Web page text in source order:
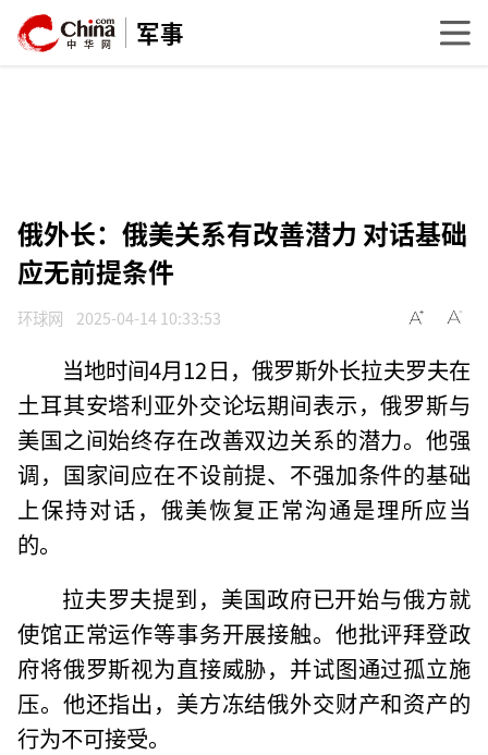
军事
俄外长：俄美关系有改善潜力 对话基础
应无前提条件
环球网 2025-04-14 10:33:53
当地时间4月12日，俄罗斯外长拉夫罗夫在
土耳其安塔利亚外交论坛期间表示，俄罗斯与
美国之间始终存在改善双边关系的潜力。他强
调，国家间应在不设前提、不强加条件的基础
上保持对话，俄美恢复正常沟通是理所应当
的。
拉夫罗夫提到，美国政府已开始与俄方就
使馆正常运作等事务开展接触。他批评拜登政
府将俄罗斯视为直接威胁，并试图通过孤立施
压。他还指出，美方冻结俄外交财产和资产的
行为不可接受。